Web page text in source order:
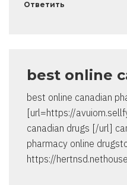
Ответить
best online
best online canadian
[url=https://
canadian drugs [/url]
pharmacy online
https://